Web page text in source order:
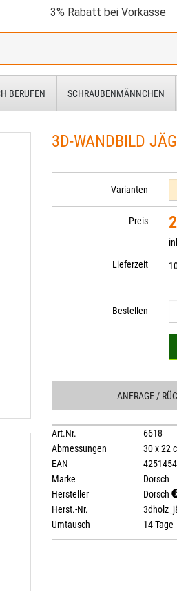
3% Rabatt bei Vorkasse
BERUFEN SCHRAUBENMÄNNCHEN
3D-WANDBILD
Varianten
Preis
Lieferzeit
Bestellen
ANFRAGE /
Art.Nr.
6618
Abmessungen
30 x 22
EAN
Marke
Dorsch
Hersteller
Dorsch
Herst.-Nr.
Umtausch
14 Tage